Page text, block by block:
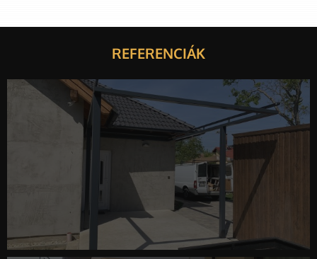
REFERENCIÁK